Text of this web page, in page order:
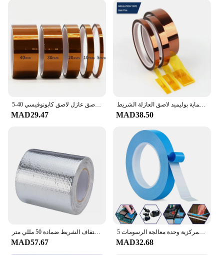
Usage and Purpose: Ideal for sealing, insulating,
and protecting against extreme temperatures
Typical Adaptive Scenario: Suitable for a wide
range of applications, from industrial settings to
DIY projects
Shape or Size or Weight or Quantity: Available in
various lengths and widths to cater to diverse needs
**Unmatched Durability and Performance**
The شريط حراري, or heat-resistant silicone tape, is
a must-have for anyone dealing with high
tape is engineered to withstand extreme conditions,
ensuring your projects are safeguarded against the
elements. Its flexibility allows for easy application
on irregular surfaces, making it a versatile tool for
both professional and DIY enthusiasts. The tape's
resilience ensures that it remains intact, even when
exposed to extreme temperatures, making it an
essential component in any toolkit.
**Versatile and User-Friendly**
This silicone tape is not just about performance; it's
also about ease of use. The sleek design and smooth
5-40 مللي متر كابتون الشريط بوليميد لاصق عازل لاصق كابونوفيسي СКТч شريط حراري لحماية اللوحة
MAD29.47
الذهب ارتفاع درجة الحرارة الحرارة بغا الشريط العزل الحراري الشريط الالكترونيات مجلس حماية بوليميد لاصق العازلة الشريط
MAD38.50
عاكس شريط ذاتي اللصق الذهب/الشظية ارتفاع درجة الحرارة العزل درع التفاف الشريط ضمادة 50 مللي متر x 10 متر لفة العالمي
MAD57.67
5 متر 10 متر مزدوجة الجانب الحرارية شريط موصل 8-30 مللي متر العرض الأزرق نقل الحرارة شريط لاصق التبريد المبرد للكمبيوتر وحدة المعالجة المركزية وحدة معالجة الرسومات
MAD32.68